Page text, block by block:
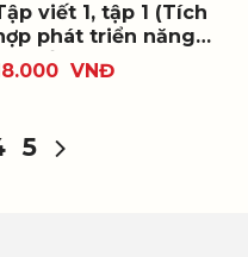
viết 1, tập 1 (Tích
phát triển năng
số) VNĐ
5